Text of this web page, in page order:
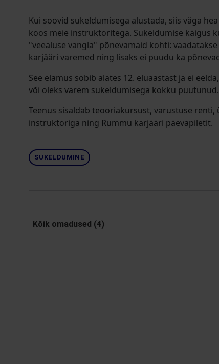
Kui soovid sukeldumisega alustada, siis väga
koos meie instruktoritega. Sukeldumise käigus
"veealuse vangla" põnevamaid kohti:
karjääri varemed ning lisaks ei puudu ka
See elamus sobib alates 12. eluaastast ja ei
või oleks varem sukeldumisega kokku puutunud.
Teenus sisaldab teooriakursust, varustuse
instruktoriga ning Rummu karjääri päevapiletit.
SUKELDUMINE
Kõik omadused (4)